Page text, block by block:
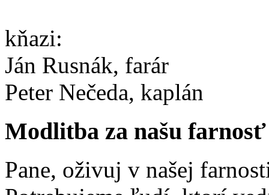
kňazi:
Ján Rusnák, farár
Peter Nečeda, kaplán
Modlitba za našu farnosť
Pane, oživuj v našej